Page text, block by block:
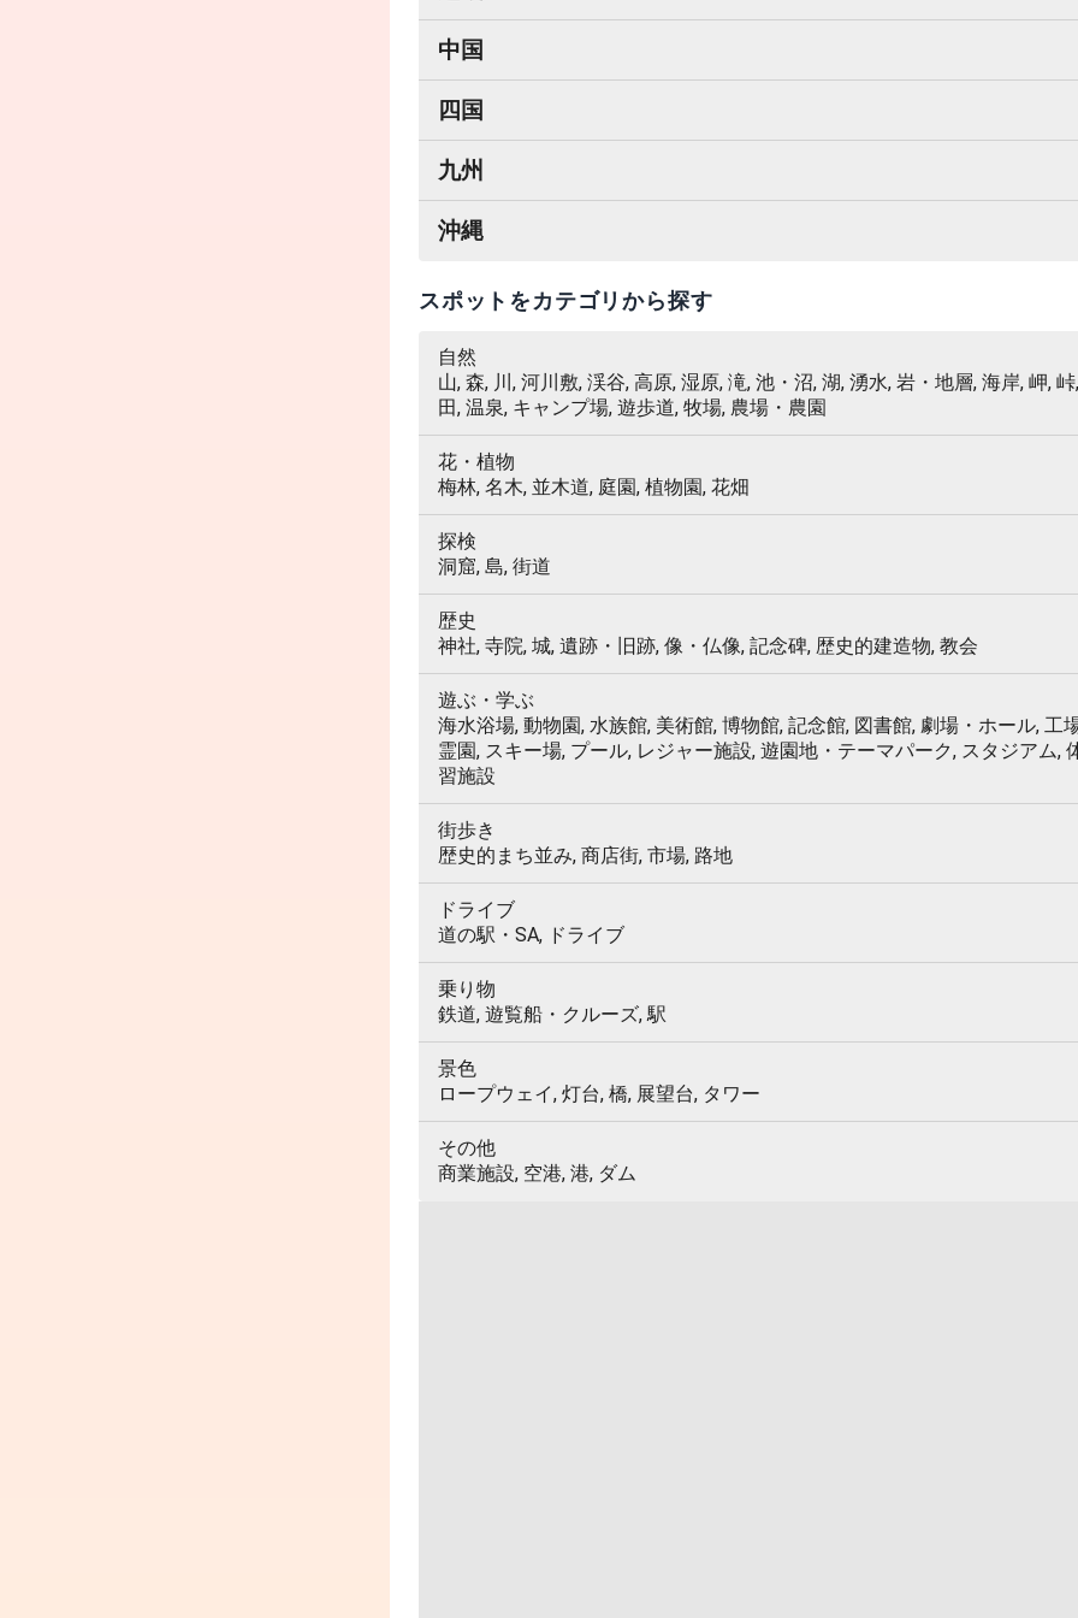
中国
四国
九州
沖縄
スポットをカテゴリから探す
自然
山, 森, 川, 河川敷, 渓谷, 高原, 湿原, 滝, 池・沼, 湖, 湧水, 岩・地層, 海岸, 岬,
田, 温泉, キャンプ場, 遊歩道, 牧場, 農場・農園
花・植物
梅林, 名木, 並木道, 庭園, 植物園, 花畑
探検
洞窟, 島, 街道
歴史
神社, 寺院, 城, 遺跡・旧跡, 像・仏像, 記念碑, 歴史的建造物, 教会
遊ぶ・学ぶ
海水浴場, 動物園, 水族館, 美術館, 博物館, 記念館, 図書館, 劇場・ホール, 工
霊園, スキー場, プール, レジャー施設, 遊園地・テーマパーク, スタジアム,
習施設
街歩き
歴史的まち並み, 商店街, 市場, 路地
ドライブ
道の駅・SA, ドライブ
乗り物
鉄道, 遊覧船・クルーズ, 駅
景色
ロープウェイ, 灯台, 橋, 展望台, タワー
その他
商業施設, 空港, 港, ダム